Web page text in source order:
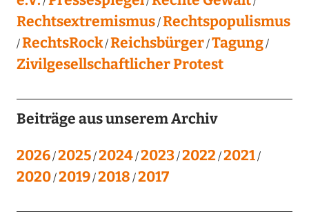
Rechtsextremismus Rechtspopulismus
RechtsRock Reichsbürger Tagung
Zivilgesellschaftlicher Protest
Beiträge aus unserem Archiv
2026 2025 2024 2023 2022 2021
2020 2019 2018 2017